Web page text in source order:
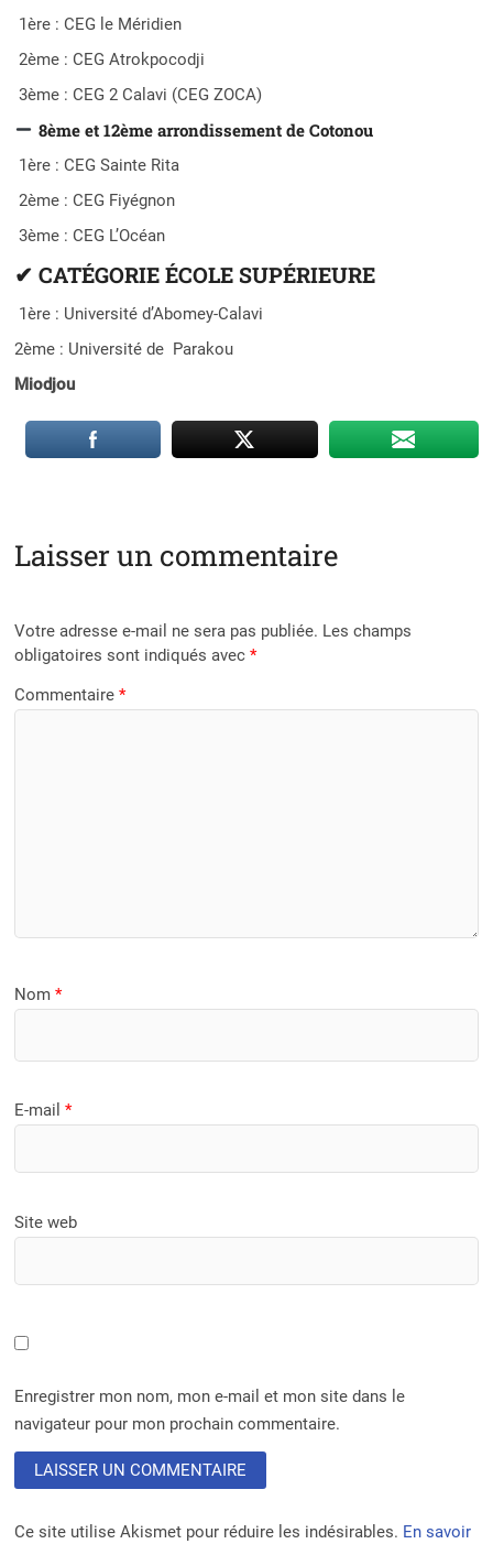
1ère : CEG le Méridien
2ème : CEG Atrokpocodji
3ème : CEG 2 Calavi (CEG ZOCA)
8ème et 12ème arrondissement de Cotonou
1ère : CEG Sainte Rita
2ème : CEG Fiyégnon
3ème : CEG L’Océan
✔ CATÉGORIE ÉCOLE SUPÉRIEURE
1ère : Université d’Abomey-Calavi
2ème : Université de Parakou
Miodjou
Laisser un commentaire
Votre adresse e-mail ne sera pas publiée. Les champs
obligatoires sont indiqués avec*
Commentaire*
Nom*
E-mail*
Site web
Enregistrer mon nom, mon e-mail et mon site dans le
navigateur pour mon prochain commentaire.
Ce site utilise Akismet pour réduire les indésirables. En savoir